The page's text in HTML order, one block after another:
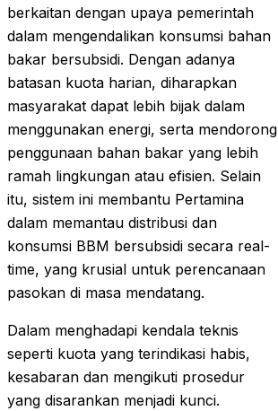
berkaitan dengan upaya pemerintah
dalam mengendalikan konsumsi bahan
bakar bersubsidi. Dengan adanya
batasan kuota harian, diharapkan
masyarakat dapat lebih bijak dalam
menggunakan energi, serta mendorong
penggunaan bahan bakar yang lebih
ramah lingkungan atau efisien. Selain
itu, sistem ini membantu Pertamina
dalam memantau distribusi dan
konsumsi BBM bersubsidi secara real-
time, yang krusial untuk perencanaan
pasokan di masa mendatang.
Dalam menghadapi kendala teknis
seperti kuota yang terindikasi habis,
kesabaran dan mengikuti prosedur
yang disarankan menjadi kunci.